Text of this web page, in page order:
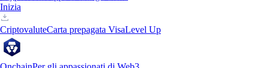
Inizia
CriptovaluteCarta prepagata VisaLevel Up